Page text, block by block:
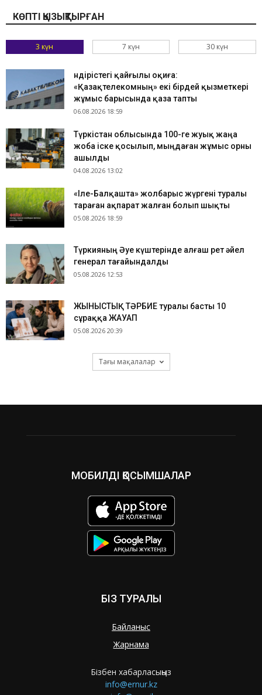
КӨПТІ ҚЫЗЫҚТЫРҒАН
3 күн 7 күн 30 күн
Өндірістегі қайғылы оқиға:
«Қазақтелекомның» екі бірдей қызметкері
жұмыс барысында қаза тапты
06.08.2026 18:59
Түркістан облысында 100-ге жуық жаңа
жоба іске қосылып, мыңдаған жұмыс орны
ашылды
04.08.2026 13:02
«Іле-Балқашта» жолбарыс жүргені туралы
тараған ақпарат жалған болып шықты
05.08.2026 18:59
Түркияның Әуе күштерінде алғаш рет әйел
генерал тағайындалды
05.08.2026 12:53
ЖЫНЫСТЫҚ ТӘРБИЕ туралы басты 10
сұраққа ЖАУАП
05.08.2026 20:39
Тағы мақалалар
МОБИЛДІ ҚОСЫМШАЛАР
БІЗ ТУРАЛЫ
Байланыс
Жарнама
Бізбен хабарласыңыз
info@ernur.kz